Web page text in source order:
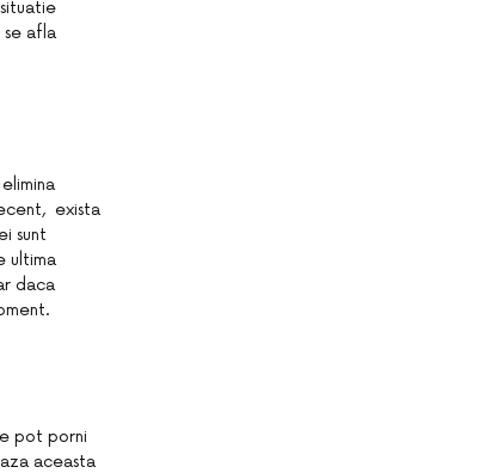
afla
exista
sunt
ultima
daca
pot porni
aceasta